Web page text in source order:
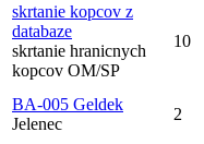
skrtanie kopcov z
databaze
skrtanie hranicnych
kopcov OM/SP
10
BA-005 Geldek
Jelenec
2